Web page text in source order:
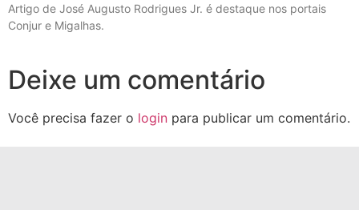
Artigo de José Augusto Rodrigues Jr. é destaque nos portais
Conjur e Migalhas.
Deixe um comentário
Você precisa fazer o login para publicar um comentário.